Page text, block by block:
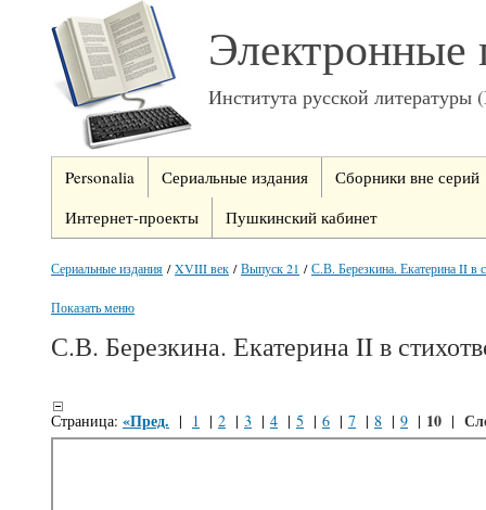
Электронные
Института русской
Personalia Сериальные издания
Сборники вне серий
Интернет-проекты
Пушкинский кабинет
Сериальные издания /XVIII век /Выпуск 21 /С.В. Березкина. Екатерина II в
Показать меню
С.В. Березкина. Екатерина II в
Страница: «Пред. | 1 | 2 | 3 | 4 | 5 | 6 | 7 | 8 | 9 | 10 |